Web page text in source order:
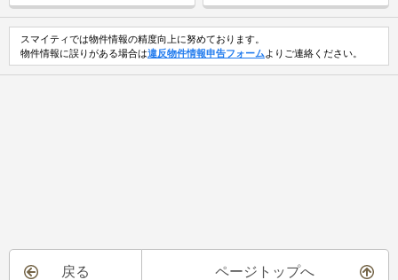
スマイティでは物件情報の精度向上に努めております。
物件情報に誤りがある場合は違反物件情報申告フォーム よりご連絡ください。
戻る ページトップへ